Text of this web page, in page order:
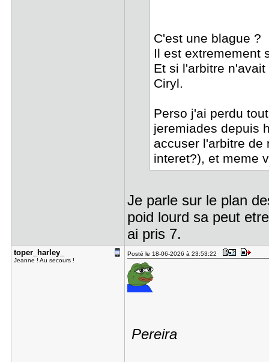
C'est une blague ?
Il est
Et si l'arbitre
Ciryl.
Perso j'ai perdu
jeremiades depuis
accuser l'arbitre de
interet?), et meme
Je parle sur le plan
poid lourd sa peut
ai pris 7.
toper_harl​ey_
Jeanne ! Au secours !
Posté le 18-06-2026 à 23:53:22
Pereira